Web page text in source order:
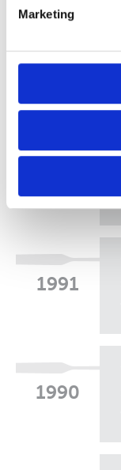
o
Marketing
1993
1991
1990